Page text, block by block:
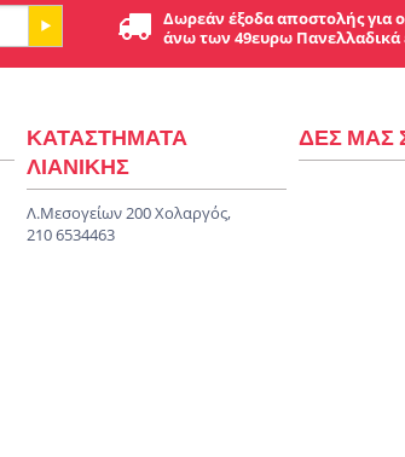
Δωρεάν έξοδα αποστολής για
άνω των 49ευρω Πανελλαδικά
ΚΑΤΑΣΤΗΜΑΤΑ
ΛΙΑΝΙΚΗΣ
Λ.Μεσογείων 200 Χολαργός,
210 6534463
ΔΕΣ ΜΑΣ